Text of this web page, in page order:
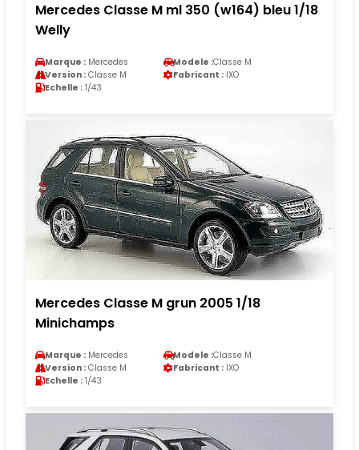
Mercedes Classe M ml 350 (w164) bleu 1/18
Welly
Marque : Mercedes Modele :Classe M
Version : Classe M Fabricant : IXO
Echelle : 1/43
Mercedes Classe M grun 2005 1/18
Minichamps
Marque : Mercedes Modele :Classe M
Version : Classe M Fabricant : IXO
Echelle : 1/43